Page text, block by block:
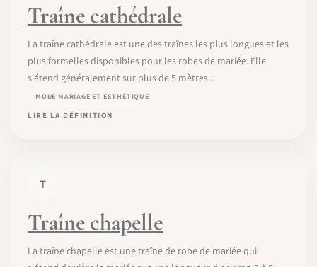
Traîne cathédrale
La traîne cathédrale est une des traînes les plus longues et les
plus formelles disponibles pour les robes de mariée. Elle
s'étend généralement sur plus de 5 mètres...
MODE MARIAGE ET ESTHÉTIQUE
LIRE LA DÉFINITION
T
Traîne chapelle
La traîne chapelle est une traîne de robe de mariée qui